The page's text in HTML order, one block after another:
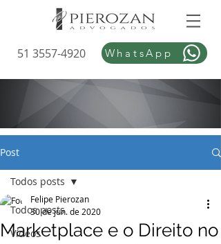
51 3557-4920 WhatsApp
Post
Todos posts
Vídeos
Todos posts
Marketplace e o Direito no
Felipe Pierozan
30 de jun. de 2020